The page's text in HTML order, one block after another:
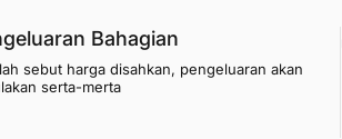
Bahagian
sebut harga disahkan, pengeluaran akan
serta-merta